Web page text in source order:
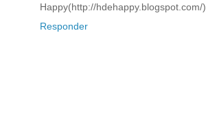
Happy(http://hdehappy.blogspot.com/)
Responder